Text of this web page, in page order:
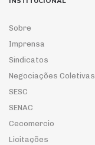
Sobre
Imprensa
Sindicatos
Negociações Coletivas
SESC
SENAC
Cecomercio
Licitações